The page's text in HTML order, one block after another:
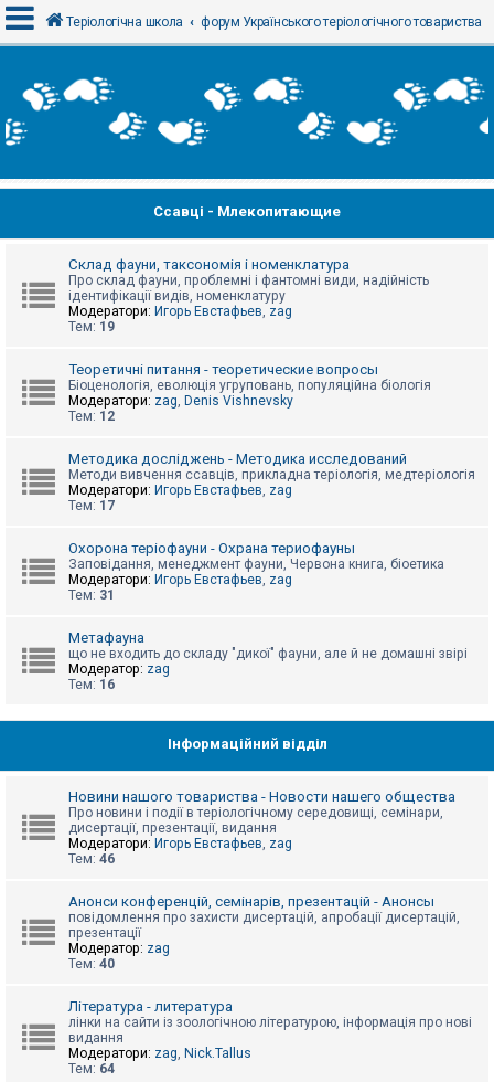
х
і
т
р
а
б
е
д
п
о
е
й
А
и
т
П
Теріологічна школа форум Українського теріологічного товариства
Ссавці - Млекопитающие
Склад фауни, таксономія і номенклатура
Про склад фауни, проблемні і фантомні види, надійність
ідентифікації видів, номенклатуру
Модератори: Игорь Евстафьев, zag
Тем: 19
Теоретичні питання - теоретические вопросы
Біоценологія, еволюція угруповань, популяційна біологія
Модератори: zag, Denis Vishnevsky
Тем: 12
Методика досліджень - Методика исследований
Методи вивчення ссавців, прикладна теріологія, медтеріологія
Модератори: Игорь Евстафьев, zag
Тем: 17
Охорона теріофауни - Охрана териофауны
Заповідання, менеджмент фауни, Червона книга, біоетика
Модератори: Игорь Евстафьев, zag
Тем: 31
Метафауна
що не входить до складу "дикої" фауни, але й не домашні звірі
Модератор: zag
Тем: 16
Інформаційний відділ
Новини нашого товариства - Новости нашего общества
Про новини і події в теріологічному середовищі, семінари,
дисертації, презентації, видання
Модератори: Игорь Евстафьев, zag
Тем: 46
Анонси конференцій, семінарів, презентацій - Анонсы
повідомлення про захисти дисертацій, апробації дисертацій,
презентації
Модератор: zag
Тем: 40
Література - литература
лінки на сайти із зоологічною літературою, інформація про нові
видання
Модератори: zag, Nick.Tallus
Тем: 64